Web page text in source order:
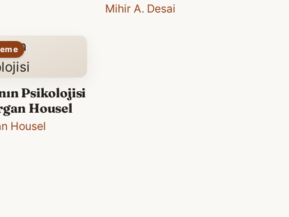
Mihir A. Desai
Psikolojisi
Housel
Housel